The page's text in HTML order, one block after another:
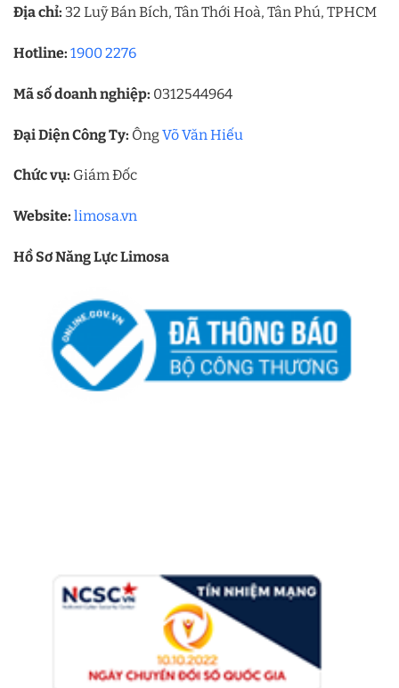
Địa chỉ: 32 Luỹ Bán Bích, Tân Thới Hoà, Tân Phú, TPHCM
Hotline: 1900 2276
Mã số doanh nghiệp: 0312544964
Đại Diện Công Ty: ÔngVõ Văn Hiếu
Chức vụ: Giám Đốc
Website: limosa.vn
Hồ Sơ Năng Lực Limosa